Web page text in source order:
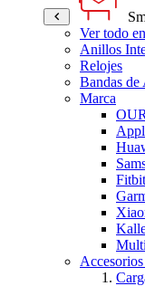
Ver todo
Anillos
Relojes
Bandas
Marca
Fitbit